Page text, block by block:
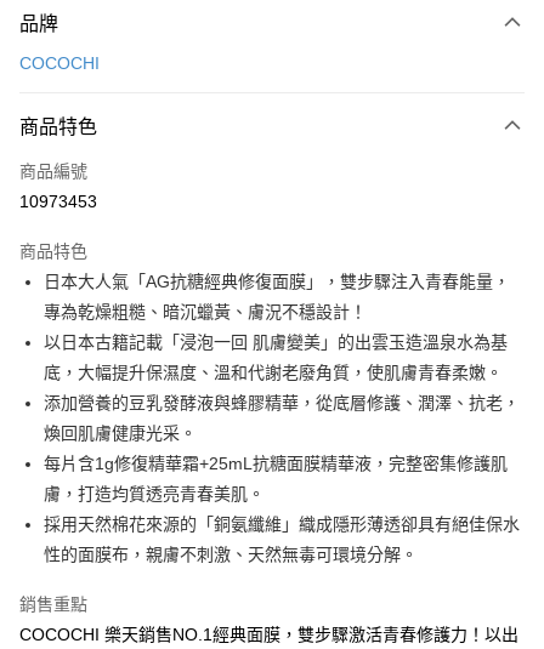
信用卡一次付款
Apple Pay
街口支付
Google Pay
全盈+PAY
大哥付你分期
相關說明
【大哥付你分期使用說明】
1.本服務由台灣大哥大提供，台灣大哥大用戶可立即使用無須另外申請。
2.付款方式選擇「大哥付你分期」，訂單成立後會自動跳轉到大哥付的交易
流程，驗證手機門號後，選擇欲分期的期數、繳款截止日，確認付款後即完
成交易。
3.實際核准額度、可分期數及費用金額請依後續交易確認頁面所載為準。
消。如遇「轉專審核」未通過狀況，表示未達大哥付你分期系統評分，恕無
【繳款方式說明】
1.分期款項不併入電信帳單，「大哥付你分期」於每月結算日後寄送繳費提
AFTEE先享後付
相關說明
【關於「AFTEE先享後付」】
AFTEE先享後付是「在收到商品之後才付款」的支付方式。 讓您購物簡單
便利好安心！
１．簡單：不需註冊會員、不需綁卡、不需儲值。
３．安心：先確認商品／服務後，再付款。
【「AFTEE先享後付」結帳流程】
ATM付款
運送方式
付款後全家取貨
每筆NT$70，滿NT$1,000(含以上)免運費
品牌
COCOCHI
商品特色
商品編號
10973453
商品特色
日本大人氣「AG抗糖經典修復面膜」，雙步驟注入青春能量，
專為乾燥粗糙、暗沉蠟黃、膚況不穩設計！
以日本古籍記載「浸泡一回 肌膚變美」的出雲玉造溫泉水為基
底，大幅提升保濕度、溫和代謝老廢角質，使肌膚青春柔嫩。
添加營養的豆乳發酵液與蜂膠精華，從底層修護、潤澤、抗老，
煥回肌膚健康光采。
每片含1g修復精華霜+25mL抗糖面膜精華液，完整密集修護肌
膚，打造均質透亮青春美肌。
採用天然棉花來源的「銅氨纖維」織成隱形薄透卻具有絕佳保水
性的面膜布，親膚不刺激、天然無毒可環境分解。
銷售重點
COCOCHI 樂天銷售NO.1經典面膜，雙步驟激活青春修護力！以出